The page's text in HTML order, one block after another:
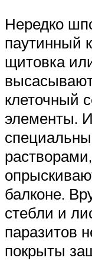
Нередко
паутинный
щитовка
клеточный
элементы.
балконе.
стебли и
паразитов
покрыты